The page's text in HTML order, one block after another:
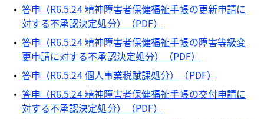
答申（R6.5.24 精神障害者保健福祉手帳の更新申請に
対する不承認決定処分）（PDF）
答申（R6.5.24 精神障害者保健福祉手帳の障害等級変
更申請に対する不承認決定処分）（PDF）
答申（R6.5.24 個人事業税賦課処分）（PDF）
答申（R6.5.24 精神障害者保健福祉手帳の交付申請に
対する不承認決定処分）（PDF）